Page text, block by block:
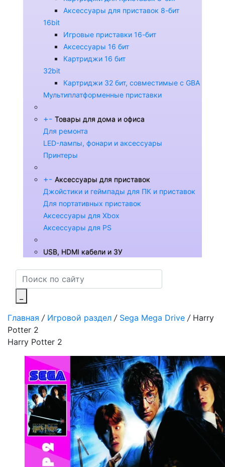
Аксессуары для приставок 8-бит
16bit
Игровые приставки 16-бит
Аксессуары 16 бит
Картриджи 16 бит
32bit
Картриджи 32 бит, совместимые с GBA
Мультиплатформенные приставки
+- Товары для дома и офиса
Для ремонта
LED-лампы, фонари и аксессуары
Принтеры
+- Аксессуары для приставок
Джойстики и геймпады для ПК и приставок
Для портативных приставок
Аксессуары для Xbox
Аксессуары для PS
USB, HDMI кабели и ЗУ
Главная / Игровой раздел / Sega Mega Drive / Harry
Potter 2
Harry Potter 2